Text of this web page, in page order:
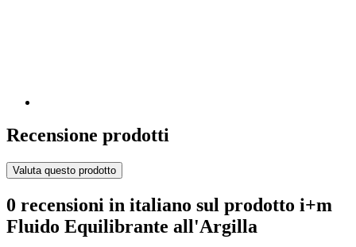
Recensione prodotti
Valuta questo prodotto
0 recensioni in italiano sul prodotto i+m
Fluido Equilibrante all'Argilla